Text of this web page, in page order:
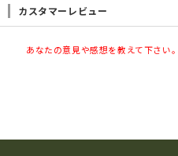
カスタマーレビュー
あなたの意見や感想を教えて下さい。